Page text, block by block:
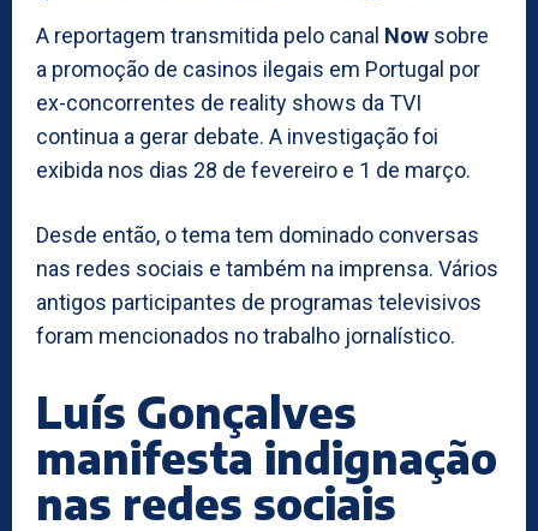
A reportagem transmitida pelo canal Now sobre
a promoção de casinos ilegais em Portugal por
ex-concorrentes de reality shows da TVI
continua a gerar debate. A investigação foi
exibida nos dias 28 de fevereiro e 1 de março.
Desde então, o tema tem dominado conversas
nas redes sociais e também na imprensa. Vários
antigos participantes de programas televisivos
foram mencionados no trabalho jornalístico.
Luís Gonçalves
manifesta indignação
nas redes sociais